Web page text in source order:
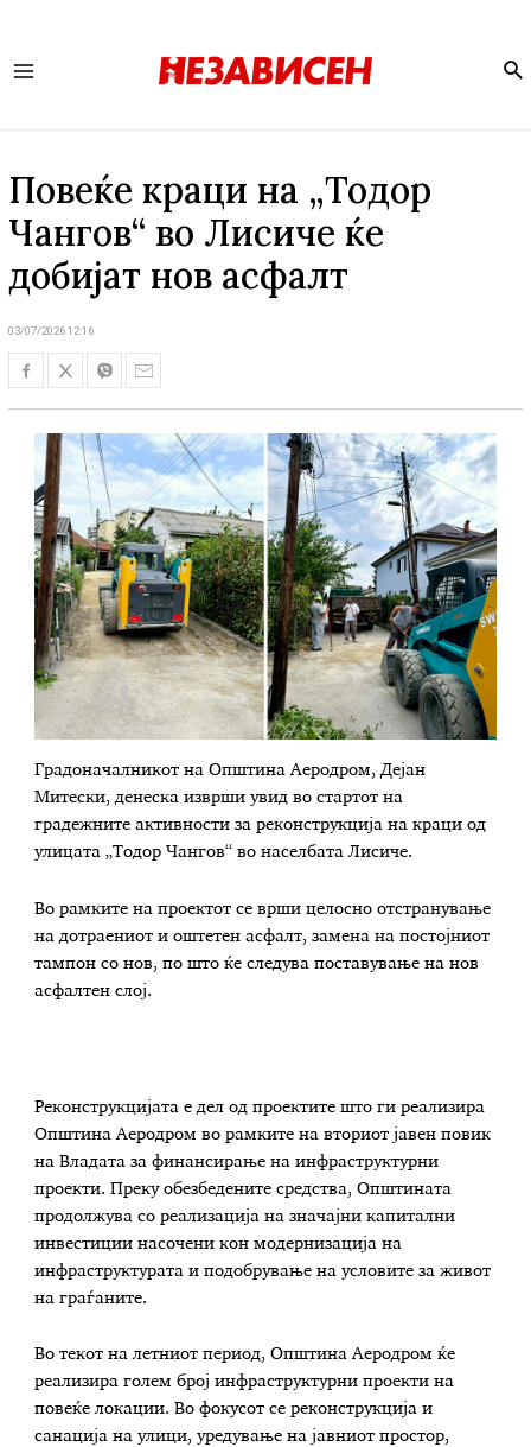
Повеќе краци на „Тодор
Чангов“ во Лисиче ќе
добијат нов асфалт
03/07/2026 12:16
Градоначалникот на Општина Аеродром, Дејан
Митески, денеска изврши увид во стартот на
градежните активности за реконструкција на краци од
улицата „Тодор Чангов“ во населбата Лисиче.
Во рамките на проектот се врши целосно отстранување
на дотраениот и оштетен асфалт, замена на постојниот
тампон со нов, по што ќе следува поставување на нов
асфалтен слој.
Реконструкцијата е дел од проектите што ги реализира
Општина Аеродром во рамките на вториот јавен повик
на Владата за финансирање на инфраструктурни
проекти. Преку обезбедените средства, Општината
продолжува со реализација на значајни капитални
инвестиции насочени кон модернизација на
инфраструктурата и подобрување на условите за живот
на граѓаните.
Во текот на летниот период, Општина Аеродром ќе
реализира голем број инфраструктурни проекти на
повеќе локации. Во фокусот се реконструкција и
санација на улици, уредување на јавниот простор,